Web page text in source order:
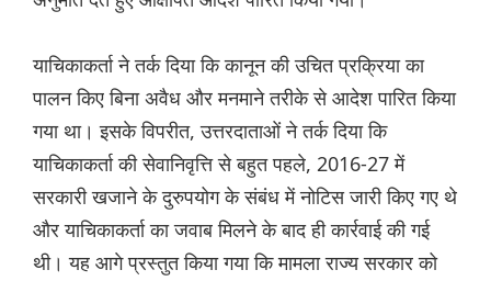
याचिकाकर्ता ने तर्क दिया कि कानून की उचित प्रक्रिया का
पालन किए बिना अवैध और मनमाने तरीके से आदेश पारित किया
गया था। इसके विपरीत, उत्तरदाताओं ने तर्क दिया कि
याचिकाकर्ता की सेवानिवृत्ति से बहुत पहले, 2016-27 में
सरकारी खजाने के दुरुपयोग के संबंध में नोटिस जारी किए गए थे
और याचिकाकर्ता का जवाब मिलने के बाद ही कार्रवाई की गई
थी। यह आगे प्रस्तुत किया गया कि मामला राज्य सरकार को